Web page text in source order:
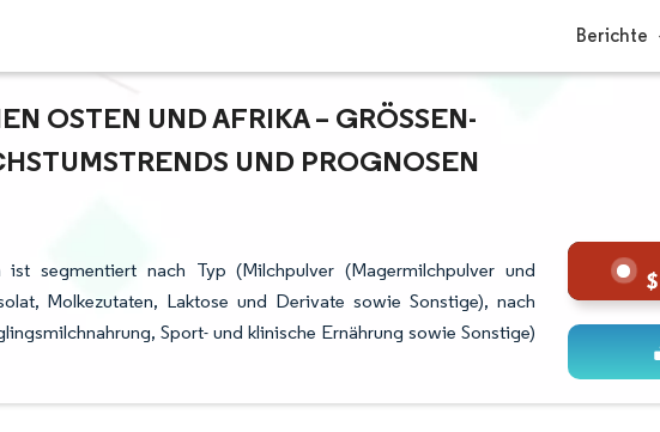
Berichte
OSTEN UND AFRIKA – GRÖSSEN- U
UND PROGNOSEN (
segmentiert nach Typ (Milchpulver (Magermilchpulver und
Molkezutaten, Laktose und Derivate sowie Sonstige), nach
Sport- und klinische Ernährung sowie Sonstige)